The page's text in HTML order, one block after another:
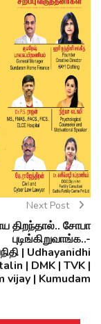
Next Post
திறந்தால்.. சோபா
புடிங்கிறுவாங்க..-
| Udhayanidhi
| DMK | TVK |
vijay | Kumudam